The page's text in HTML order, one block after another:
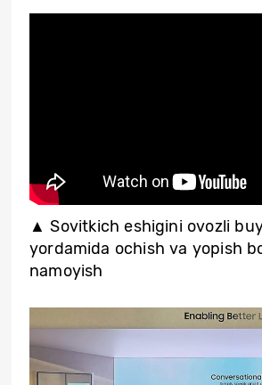
▲ Sovitkich eshigini ovozli
yordamida ochish va yopish
namoyish